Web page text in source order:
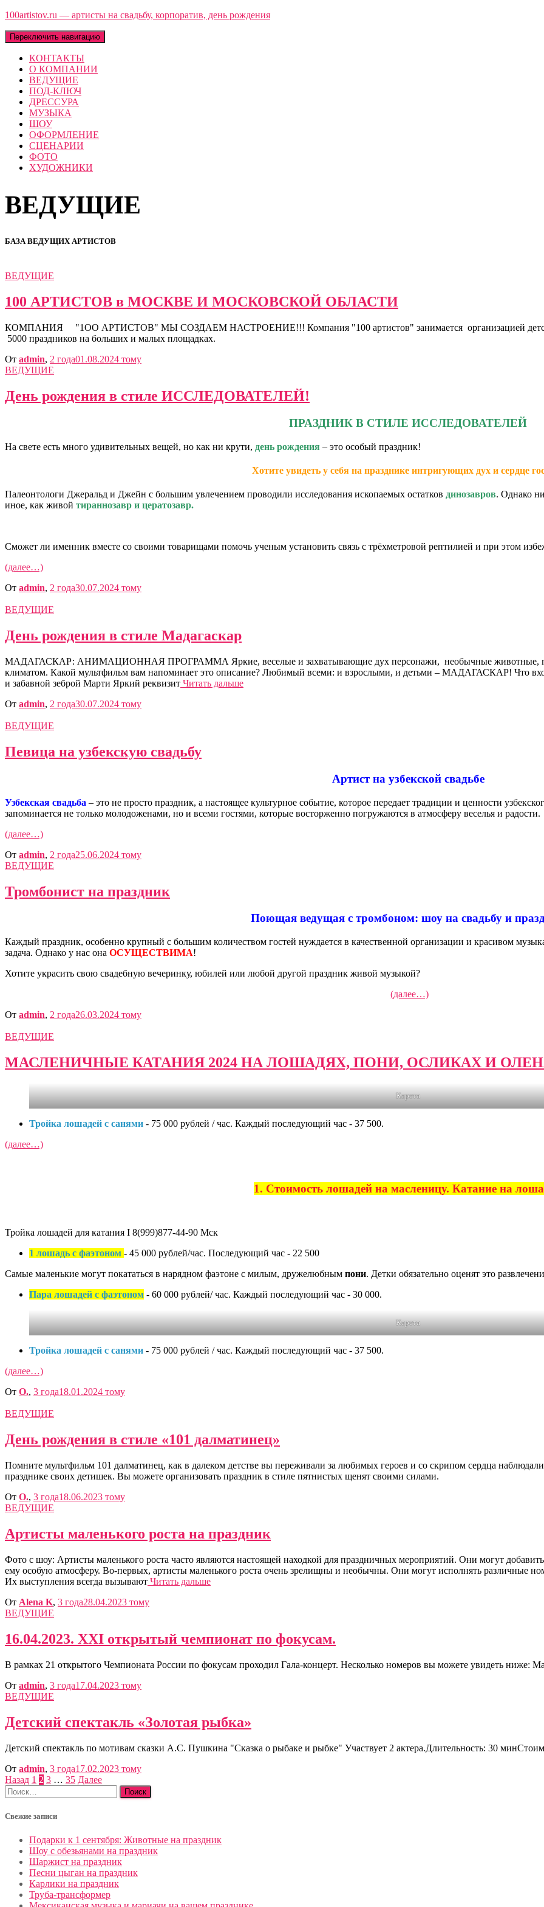
100artistov.ru — артисты на свадьбу, корпоратив, день рождения
Переключить навигацию
КОНТАКТЫ
О КОМПАНИИ
ВЕДУЩИЕ
ПОД-КЛЮЧ
ДРЕССУРА
МУЗЫКА
ШОУ
ОФОРМЛЕНИЕ
СЦЕНАРИИ
ФОТО
ХУДОЖНИКИ
ВЕДУЩИЕ
БАЗА ВЕДУЩИХ АРТИСТОВ
ВЕДУЩИЕ
100 АРТИСТОВ в МОСКВЕ И МОСКОВСКОЙ ОБЛАСТИ
КОМПАНИЯ "1ОО АРТИСТОВ" МЫ СОЗДАЕМ НАСТРОЕНИЕ!!! Компания "100 артистов" занимается организацией детских и
5000 праздников на больших и малых площадках.
От admin, 2 года01.08.2024 тому
ВЕДУЩИЕ
День рождения в стиле ИССЛЕДОВАТЕЛЕЙ!
ПРАЗДНИК В СТИЛЕ ИССЛЕДОВАТЕЛЕЙ
На свете есть много удивительных вещей, но как ни крути, день рождения – это особый праздник!
Хотите увидеть у себя на празднике интригующих дух и сердце
Палеонтологи Джеральд и Джейн с большим увлечением проводили исследования ископаемых остатков динозавров. Однако
иное, как живой тираннозавр и цератозавр.
Сможет ли именник вместе со своими товарищами помочь ученым установить связь с трёхметровой рептилией и при этом
(далее…)
От admin, 2 года30.07.2024 тому
ВЕДУЩИЕ
День рождения в стиле Мадагаскар
МАДАГАСКАР: АНИМАЦИОННАЯ ПРОГРАММА Яркие, веселые и захватывающие дух персонажи, необычные животные,
климатом. Какой мультфильм вам напоминает это описание? Любимый всеми: и взрослыми, и детьми – МАДАГАСКАР! Что
и забавной зеброй Марти Яркий реквизит Читать дальше
От admin, 2 года30.07.2024 тому
ВЕДУЩИЕ
Певица на узбекскую свадьбу
Артист на узбекской свадьбе
Узбекская свадьба – это не просто праздник, а настоящее культурное событие, которое передает традиции и ценности
запоминается не только молодоженами, но и всеми гостями, которые восторженно погружаются в атмосферу веселья и радости.
(далее…)
От admin, 2 года25.06.2024 тому
ВЕДУЩИЕ
Тромбонист на праздник
Поющая ведущая с тромбоном: шоу на свадьбу и
Каждый праздник, особенно крупный с большим количеством гостей нуждается в качественной организации и красивом
задача. Однако у нас она ОСУЩЕСТВИМА!
Хотите украсить свою свадебную вечеринку, юбилей или любой другой праздник живой музыкой?
(далее…)
От admin, 2 года26.03.2024 тому
ВЕДУЩИЕ
МАСЛЕНИЧНЫЕ КАТАНИЯ 2024 НА ЛОШАДЯХ, ПОНИ, ОСЛИКАХ И
Карета
Тройка лошадей с санями - 75 000 рублей / час. Каждый последующий час - 37 500.
(далее…)
1. Стоимость лошадей на масленицу. Катание на
Тройка лошадей для катания I 8(999)877-44-90 Мск
1 лошадь с фаэтоном - 45 000 рублей/час. Последующий час - 22 500
Самые маленькие могут покататься в нарядном фаэтоне с милым, дружелюбным пони. Детки обязательно оценят это
Пара лошадей с фаэтоном - 60 000 рублей/ час. Каждый последующий час - 30 000.
Карета
Тройка лошадей с санями - 75 000 рублей / час. Каждый последующий час - 37 500.
(далее…)
От O., 3 года18.01.2024 тому
ВЕДУЩИЕ
День рождения в стиле «101 далматинец»
Помните мультфильм 101 далматинец, как в далеком детстве вы переживали за любимых героев и со скрипом сердца
празднике своих детишек. Вы можете организовать праздник в стиле пятнистых щенят своими силами.
От O., 3 года18.06.2023 тому
ВЕДУЩИЕ
Артисты маленького роста на праздник
Фото с шоу: Артисты маленького роста часто являются настоящей находкой для праздничных мероприятий. Они могут
ему особую атмосферу. Во-первых, артисты маленького роста очень зрелищны и необычны. Они могут исполнять различные
Их выступления всегда вызывают Читать дальше
От Alena K, 3 года28.04.2023 тому
ВЕДУЩИЕ
16.04.2023. XXI открытый чемпионат по фокусам.
В рамках 21 открытого Чемпионата России по фокусам проходил Гала-концерт. Несколько номеров вы можете увидеть ниже:
От admin, 3 года17.04.2023 тому
ВЕДУЩИЕ
Детский спектакль «Золотая рыбка»
Детский спектакль по мотивам сказки А.С. Пушкина "Сказка о рыбаке и рыбке" Участвует 2 актера.Длительность: 30
От admin, 3 года17.02.2023 тому
Пагинация
записей
Назад 1 2 3 … 35 Далее
Найти:
Свежие записи
Подарки к 1 сентября: Животные на праздник
Шоу с обезьянами на праздник
Шаржист на праздник
Песни цыган на праздник
Карлики на праздник
Труба-трансформер